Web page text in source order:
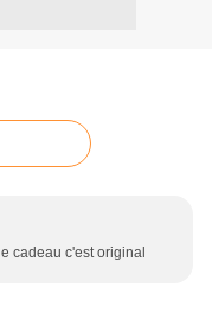
cadeau c'est original